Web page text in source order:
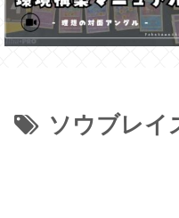
ソウブレイ